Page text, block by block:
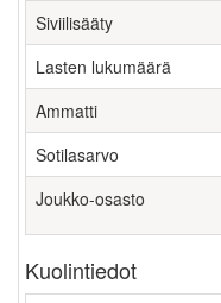
Siviilisääty
Lasten lukumäärä
Ammatti
Sotilasarvo
Joukko-osasto
Kuolintiedot